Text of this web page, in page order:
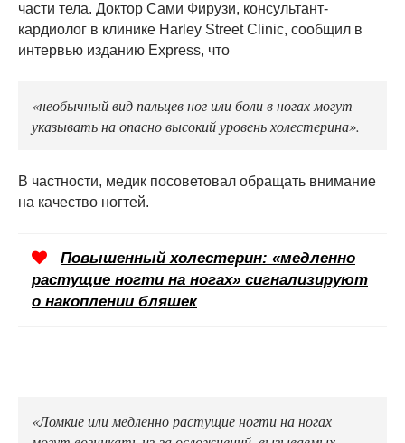
части тела. Доктор Сами Фирузи, консультант-
кардиолог в клинике Harley Street Clinic, сообщил в
интервью изданию Express, что
«необычный вид пальцев ног или боли в ногах могут
указывать на опасно высокий уровень холестерина».
В частности, медик посоветовал обращать внимание
на качество ногтей.
Повышенный холестерин: «медленно
растущие ногти на ногах» сигнализируют
о накоплении бляшек
«Ломкие или медленно растущие ногти на ногах